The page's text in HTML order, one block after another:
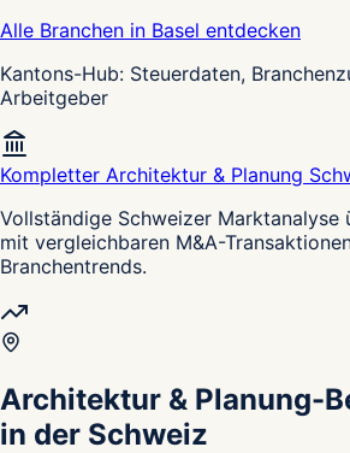
Alle Branchen in Basel entdecken
Kantons-Hub: Steuerdaten,
Arbeitgeber
Kompletter Architektur & Planung
Vollständige Schweizer Marktanalyse
mit vergleichbaren M&A-
Branchentrends.
Architektur & Planung-
in der Schweiz